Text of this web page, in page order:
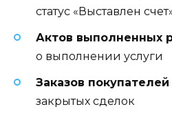
статус «Выставлен
Актов выполненных
о выполнении услуги
Заказов покупателей
закрытых сделок